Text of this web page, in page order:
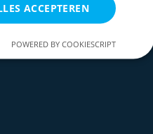
ACCEPTEREN
POWERED BY COOKIESCRIPT